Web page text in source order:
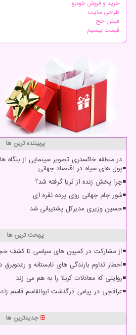
خرید و فروش خودرو
طراحی سایت
فیش حج
قیمت بیسیم
پربیننده ترین ها
در منطقه خاکستری تصویر سینمایی از
پول های سیاه در اقتصاد جهانی
چرا پخش زنده از ثریا گرفته شد؟
شور جام جهانی روی پرده نقره ای
حسین وزیری مدیرکل پشتیبانی شد
پربحث ترین ها
از مشارکت در کمپین های سیاسی تا کشف
اخطار تداوم بارندگی های تابستانه و رعدوبرق در 4 استان تا
روایتی که معادلات کربلا را به هم می زند
عراقچی در پیامی درگذشت ابوالقاسم قاسم
جدیدترین ها